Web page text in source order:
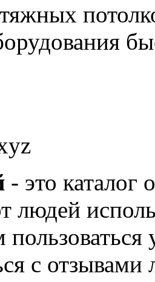
- это каталог
людей
с отзывами